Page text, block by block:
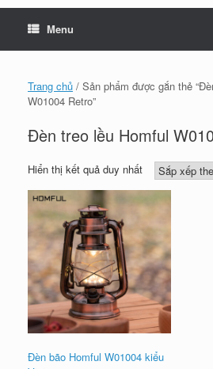
Menu
Trang chủ / Sản phẩm được gắn thẻ
W01004 Retro”
Đèn treo lều Homful
Hiển thị kết quả duy nhất
Đèn bão Homful W01004 kiểu